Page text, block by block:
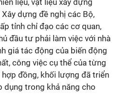
liệu, vật liệu xây dựng
dựng đề nghị các Bộ,
tỉnh chỉ đạo các cơ quan,
đầu tư phải làm việc với nhà
giá tác động của biến động
công việc cụ thể của từng
đồng, khối lượng đã triển
dụng trong khả năng cho